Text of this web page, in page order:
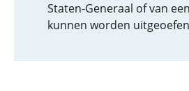
Staten-Generaal of van
kunnen worden